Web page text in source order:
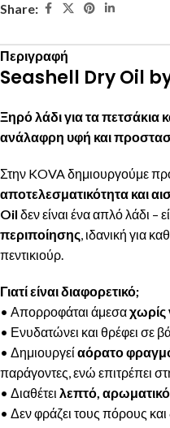
Share:
Περιγραφή
Seashell Dry Oil
Ξηρό λάδι για τα πετσάκια
ανάλαφρη υφή και
Στην KOVA δημιουργούμε
αποτελεσματικότητα και
Oil δεν είναι ένα απλό λάδι –
περιποίησης, ιδανική για
πεντικιούρ.
Γιατί είναι διαφορετικό;
• Απορροφάται άμεσαχωρίς
• Ενυδατώνει και θρέφει σε
• Δημιουργείαόρατο
παράγοντες, ενώ επιτρέπει
• Διαθέτει λεπτό,
• Δεν φράζει τους πόρους και